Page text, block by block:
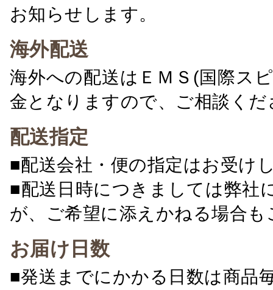
お知らせします。
海外配送
海外への配送はＥＭＳ(国際ス
金となりますので、ご相談くだ
配送指定
■配送会社・便の指定はお受け
■配送日時につきましては弊社
が、ご希望に添えかねる場合
お届け日数
■発送までにかかる日数は商品